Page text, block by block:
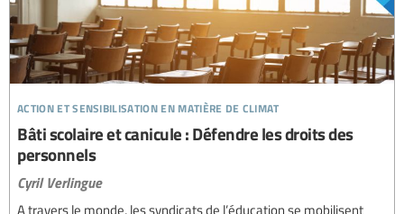
action et sensibilisation en matière de climat
Bâti scolaire et canicule : Défendre les droits des
personnels
Cyril Verlingue
A travers le monde, les syndicats de l’éducation se mobilisent